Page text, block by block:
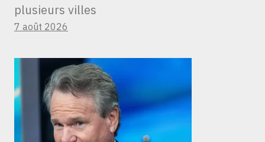
plusieurs villes
7 août 2026